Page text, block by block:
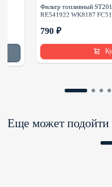
Фильтр топливный
RE541922 WK8187
ST6106
790 ₽
Еще может подойти